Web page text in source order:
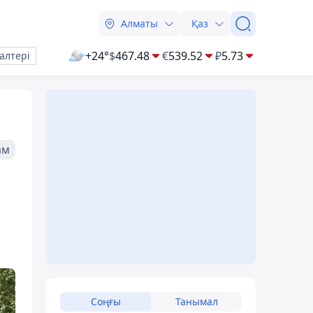
Алматы Қаз
+24°$467.48 €539.52 ₽5.73
Соңғы Танымал